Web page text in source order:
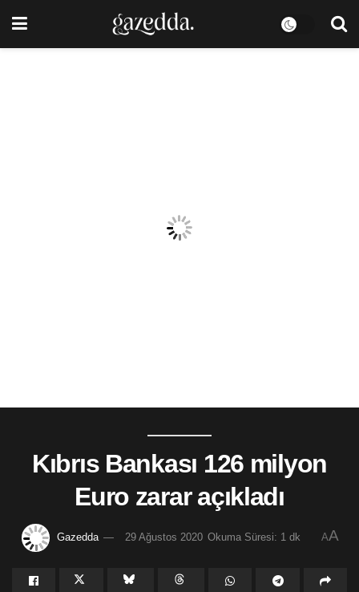
Kıbrıs Bankası 126 milyon
Euro zarar açıkladı
Gazedda 29 Ağustos 2020 Okuma Süresi: 1 dk AA